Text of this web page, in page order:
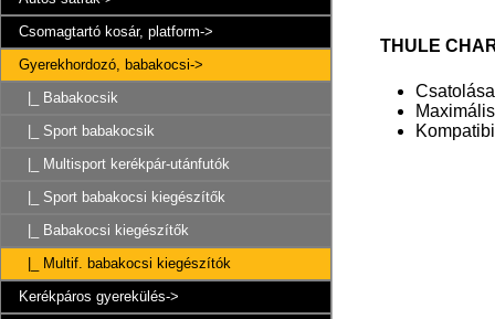
Csomagtartó kosár, platform->
Gyerekhordozó, babakocsi->
|_ Babakocsik
|_ Sport babakocsik
|_ Multisport kerékpár-utánfutók
|_ Sport babakocsi kiegészítők
|_ Babakocsi kiegészítők
|_ Multif. babakocsi kiegészítók
Kerékpáros gyerekülés->
THULE